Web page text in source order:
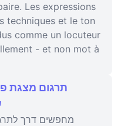
Les expressions
techniques et le ton
comme un locuteur
- et non mot à
תרגום מצגת
מחפשים דרך